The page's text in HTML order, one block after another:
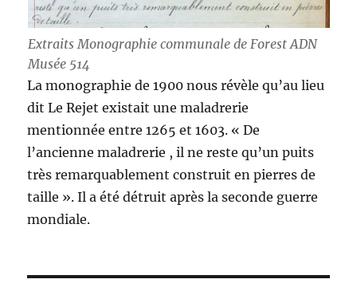
Extraits Monographie communale de Forest ADN
Musée 514
La monographie de 1900 nous révèle qu’au lieu
dit Le Rejet existait une maladrerie
mentionnée entre 1265 et 1603. « De
l’ancienne maladrerie , il ne reste qu’un puits
très remarquablement construit en pierres de
taille ». Il a été détruit après la seconde guerre
mondiale.